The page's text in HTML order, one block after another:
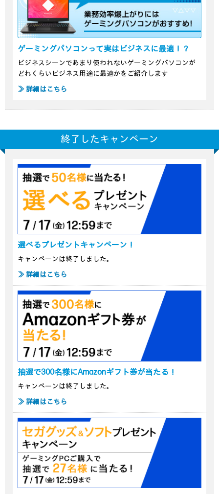
ゲーミングパソコンって実はビジネスに最適！？
ビジネスシーンであまり使われないゲーミングパソコンが
どれくらいビジネス用途に最適かをご紹介します
≫ 詳細はこちら
終了したキャンペーン
選べるプレゼントキャンペーン！
キャンペーンは終了しました。
≫ 詳細はこちら
抽選で300名様にAmazonギフト券が当たる！
キャンペーンは終了しました。
≫ 詳細はこちら